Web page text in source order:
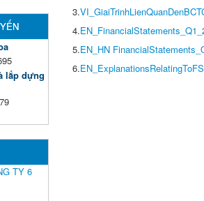
lắp dựng
TY 6
3.
4.
5.EN_HN
6.